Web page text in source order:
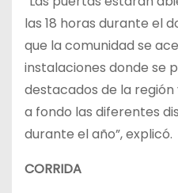
las 18 horas durante el
que la comunidad se
instalaciones donde se
destacados de la
a fondo las diferentes
durante el año”, explicó.
CORRIDA